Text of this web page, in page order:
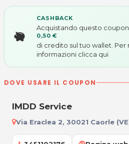
CASHBACK
Acquistando questo
0,50 €
di credito sul tuo wallet. Per
informazioni clicca qui
DOVE USARE IL COUPON
IMDD Service
Via Eraclea 2, 30021 Caorle